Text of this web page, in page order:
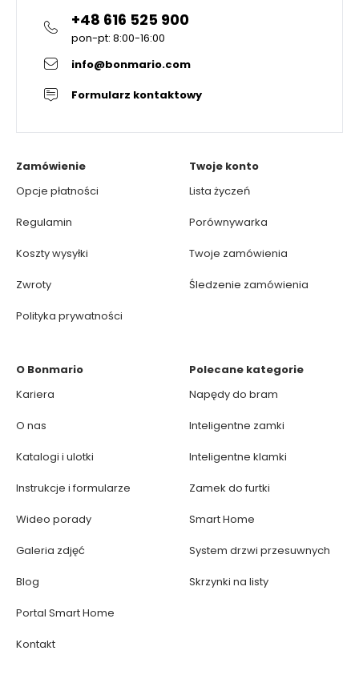
+48 616 525 900
pon-pt: 8:00-16:00
info@bonmario.com
Formularz kontaktowy
Zamówienie
Opcje płatności
Regulamin
Koszty wysyłki
Zwroty
Polityka prywatności
Twoje konto
Lista życzeń
Porównywarka
Twoje zamówienia
Śledzenie zamówienia
O Bonmario
Kariera
O nas
Katalogi i ulotki
Instrukcje i formularze
Wideo porady
Galeria zdjęć
Blog
Portal Smart Home
Kontakt
Polecane kategorie
Napędy do bram
Inteligentne zamki
Inteligentne klamki
Zamek do furtki
Smart Home
System drzwi przesuwnych
Skrzynki na listy